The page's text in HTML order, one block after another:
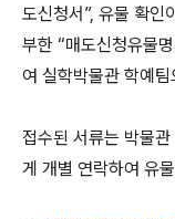
도신청서”, 유물 확인
부한 “매도신청유물
여 실학박물관 학예
접수된 서류는 박물
게 개별 연락하여 유